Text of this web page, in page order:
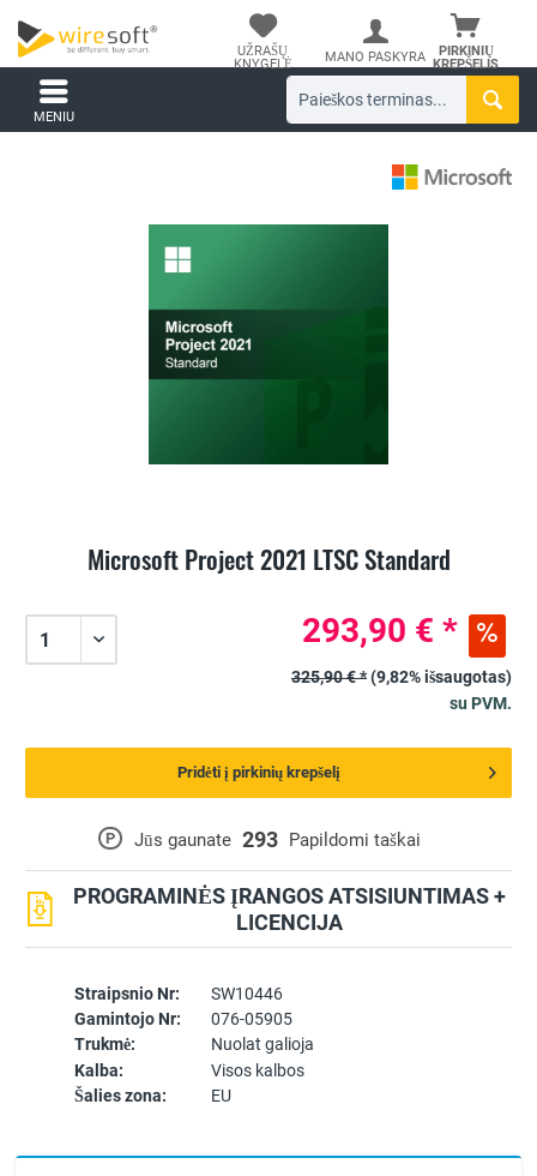
PIRKINIŲ
KREPŠELIS
UŽRAŠŲ
KNYGELĖ
MANO PASKYRA
MENIU
Microsoft Project 2021 LTSC Standard
Straipsnio Nr:
SW10446
Gamintojo Nr:
076-05905
Trukmė:
Nuolat galioja
Kalba:
Visos kalbos
Šalies zona:
EU
P Jūs gaunate 293 Papildomi taškai
PROGRAMINĖS ĮRANGOS ATSISIUNTIMAS +
LICENCIJA
293,90 € *
325,90 € *(9,82% išsaugotas)
su PVM.
Pridėti į pirkinių krepšelį